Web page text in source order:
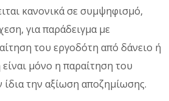
κανονικά σε συμψηφισμό,
για παράδειγμα με
του εργοδότη από δάνειο ή
μόνο η παραίτηση του
την αξίωση αποζημίωσης.